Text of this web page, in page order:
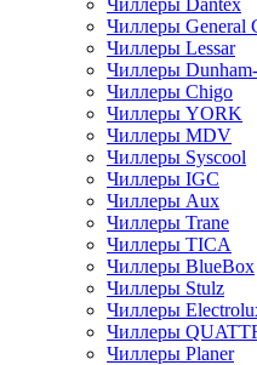
Чиллеры Dantex
Чиллеры General
Чиллеры Lessar
Чиллеры
Чиллеры Chigo
Чиллеры YORK
Чиллеры MDV
Чиллеры Syscool
Чиллеры IGC
Чиллеры Aux
Чиллеры Trane
Чиллеры TICA
Чиллеры BlueBox
Чиллеры Stulz
Чиллеры
Чиллеры
Чиллеры Planer